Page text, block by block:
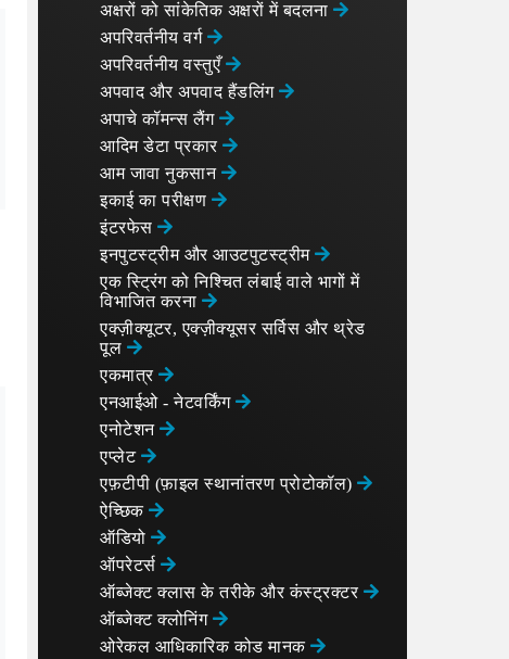
अक्षरों को सांकेतिक अक्षरों में बदलना
अपरिवर्तनीय वर्ग
अपरिवर्तनीय वस्तुएँ
अपवाद और अपवाद हैंडलिंग
अपाचे कॉमन्स लैंग
आदिम डेटा प्रकार
आम जावा नुकसान
इकाई का परीक्षण
इंटरफेस
इनपुटस्ट्रीम और आउटपुटस्ट्रीम
एक स्ट्रिंग को निश्चित लंबाई वाले भागों में
विभाजित करना
एक्ज़ीक्यूटर, एक्ज़ीक्यूसर सर्विस और थ्रेड
पूल
एकमात्र
एनआईओ - नेटवर्किंग
एनोटेशन
एप्लेट
एफ़टीपी (फ़ाइल स्थानांतरण प्रोटोकॉल)
ऐच्छिक
ऑडियो
ऑपरेटर्स
ऑब्जेक्ट क्लास के तरीके और कंस्ट्रक्टर
ऑब्जेक्ट क्लोनिंग
ओरेकल आधिकारिक कोड मानक